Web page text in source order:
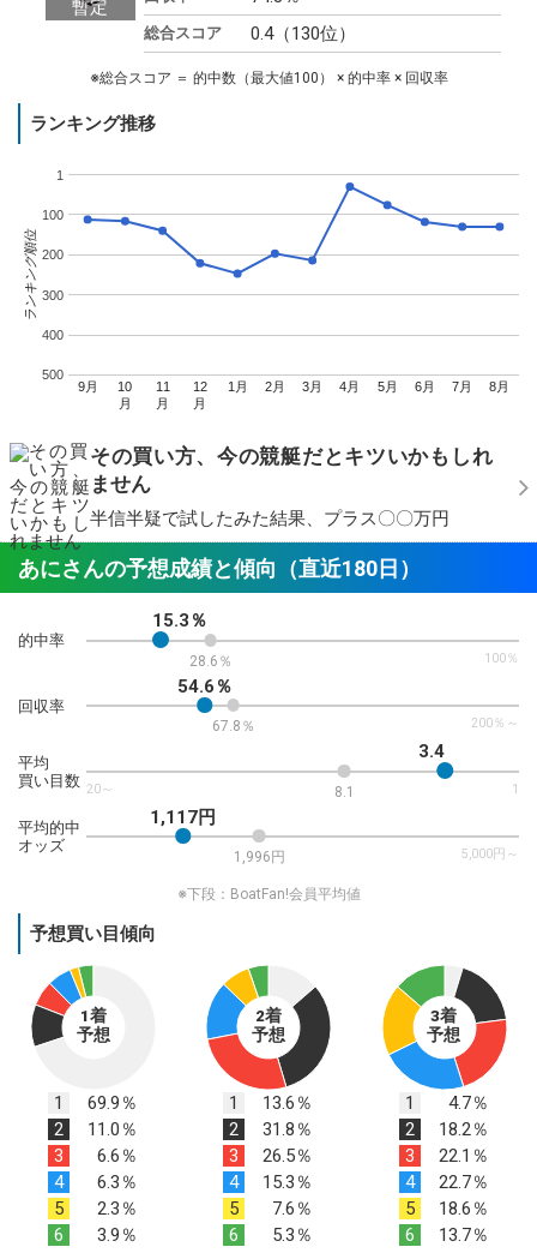
総合スコア 0.4（130位）
※総合スコア ＝ 的中数（最大値100） × 的中率 × 回収率
ランキング推移
9月
10
月
11
月
12
月
1月 2月 3月 4月 5月 6月 7月 8月
1
100
200
300
400
500
ランキング順位
その買い方、今の競艇だとキツいかもしれ
ません
半信半疑で試したみた結果、プラス〇〇万円
あにさんの予想成績と傾向（直近180日）
的中率
15.3％
28.6％ 100％
回収率
54.6％
67.8％ 200％～
平均
買い目数
3.4
8.1
20～ 1
平均的中
オッズ
1,117円
1,996円 5,000円～
※下段：BoatFan!会員平均値
予想買い目傾向
1着
予想
1
69.9％
2
11.0％
3
6.6％
4
6.3％
5
2.3％
6
3.9％
2着
予想
1
13.6％
2
31.8％
3
26.5％
4
15.3％
5
7.6％
6
5.3％
3着
予想
1
4.7％
2
18.2％
3
22.1％
4
22.7％
5
18.6％
6
13.7％